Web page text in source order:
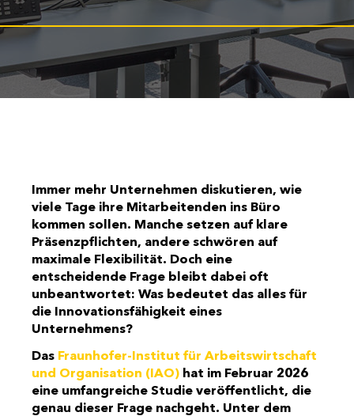
Immer mehr Unternehmen diskutieren, wie
viele Tage ihre Mitarbeitenden ins Büro
kommen sollen. Manche setzen auf klare
Präsenzpflichten, andere schwören auf
maximale Flexibilität. Doch eine
entscheidende Frage bleibt dabei oft
unbeantwortet: Was bedeutet das alles für
die Innovationsfähigkeit eines
Unternehmens?
Das Fraunhofer-Institut für Arbeitswirtschaft
und Organisation (IAO) hat im Februar 2026
eine umfangreiche Studie veröffentlicht, die
genau dieser Frage nachgeht. Unter dem